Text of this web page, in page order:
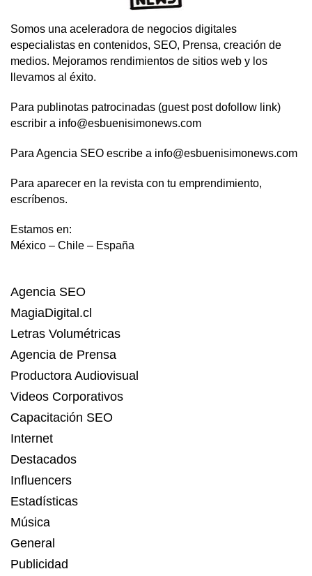
Somos una aceleradora de negocios digitales
especialistas en contenidos, SEO, Prensa, creación de
medios. Mejoramos rendimientos de sitios web y los
llevamos al éxito.
Para publinotas patrocinadas (guest post dofollow link)
escribir a info@esbuenisimonews.com
Para Agencia SEO escribe a info@esbuenisimonews.com
Para aparecer en la revista con tu emprendimiento,
escríbenos.
Estamos en:
México – Chile – España
Agencia SEO
MagiaDigital.cl
Letras Volumétricas
Agencia de Prensa
Productora Audiovisual
Videos Corporativos
Capacitación SEO
Internet
Destacados
Influencers
Estadísticas
Música
General
Publicidad